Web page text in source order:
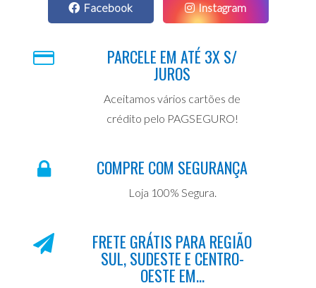
Facebook Instagram
PARCELE EM ATÉ 3X S/
JUROS
Aceitamos vários cartões de
crédito pelo PAGSEGURO!
COMPRE COM SEGURANÇA
Loja 100% Segura.
FRETE GRÁTIS PARA REGIÃO
SUL, SUDESTE E CENTRO-
OESTE EM...